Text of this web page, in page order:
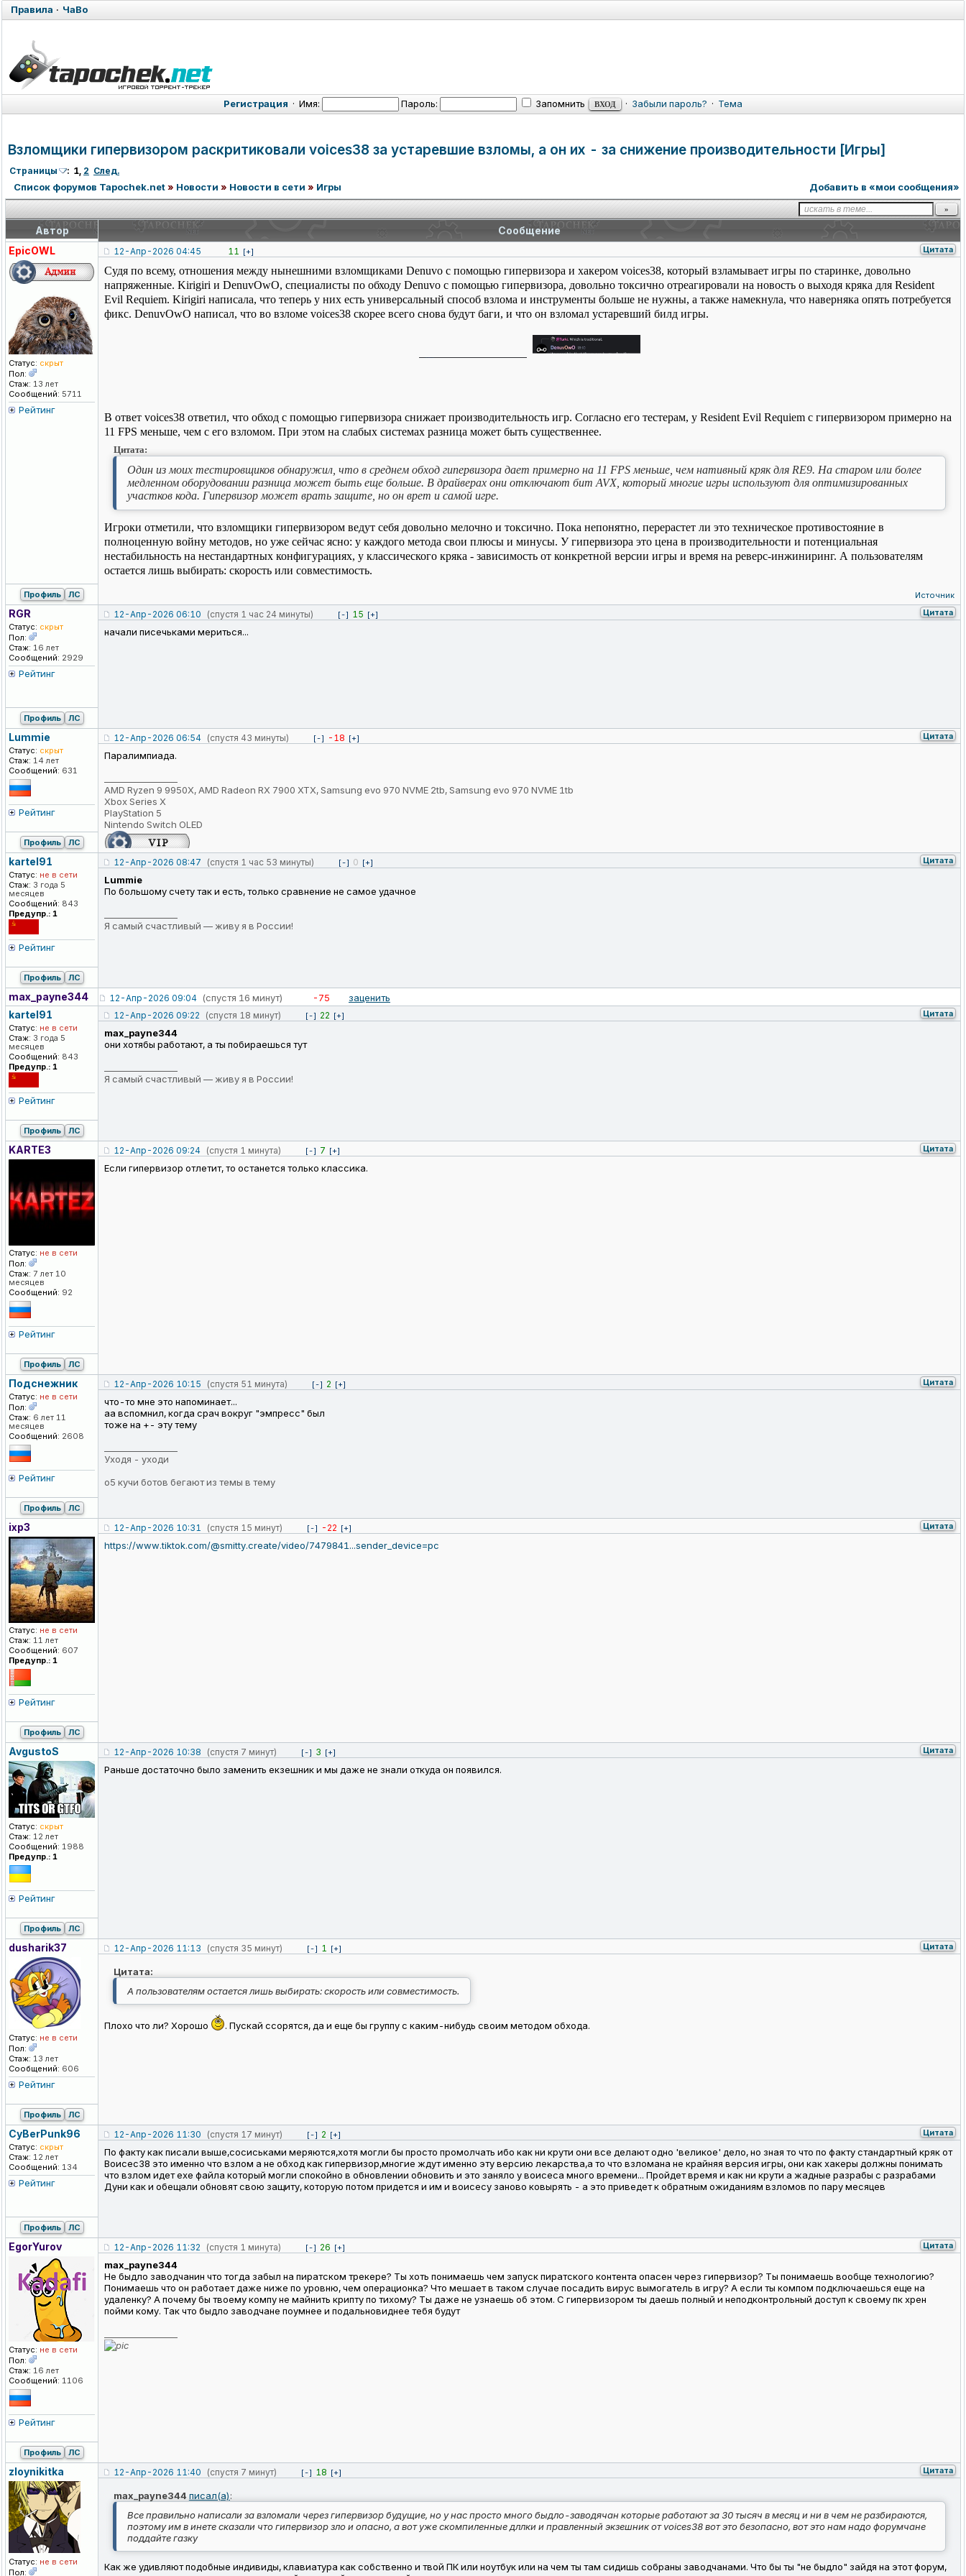
Правила · ЧаВо
Регистрация · Имя: Пароль: Запомнить · Забыли пароль? · Тема
Взломщики гипервизором раскритиковали voices38 за устаревшие взломы, а он их - за снижение производительности [Игры]
Страницы : 1, 2 След.
Список форумов Tapochek.net» Новости » Новости в сети » Игры Добавить в «мои сообщения»
Автор
Сообщение
EpicOWL
Статус: скрыт
Пол:
Стаж: 13 лет
Сообщений: 5711
Рейтинг
12-Апр-2026 04:45 11 [+] Цитата
Судя по всему, отношения между нынешними взломщиками Denuvo с помощью гипервизора и хакером voices38, который взламывает игры по старинке, довольно
напряженные. Kirigiri и DenuvOwO, специалисты по обходу Denuvo с помощью гипервизора, довольно токсично отреагировали на новость о выходя кряка для Resident
Evil Requiem. Kirigiri написала, что теперь у них есть универсальный способ взлома и инструменты больше не нужны, а также намекнула, что наверняка опять потребуется
фикс. DenuvOwO написал, что во взломе voices38 скорее всего снова будут баги, и что он взломал устаревший билд игры.
В ответ voices38 ответил, что обход с помощью гипервизора снижает производительность игр. Согласно его тестерам, у Resident Evil Requiem с гипервизором примерно на
11 FPS меньше, чем с его взломом. При этом на слабых системах разница может быть существеннее.
Цитата:
Один из моих тестировщиков обнаружил, что в среднем обход гипервизора дает примерно на 11 FPS меньше, чем нативный кряк для RE9. На старом или более
медленном оборудовании разница может быть еще больше. В драйверах они отключают бит AVX, который многие игры используют для оптимизированных
участков кода. Гипервизор может врать защите, но он врет и самой игре.
Игроки отметили, что взломщики гипервизором ведут себя довольно мелочно и токсично. Пока непонятно, перерастет ли это техническое противостояние в
полноценную войну методов, но уже сейчас ясно: у каждого метода свои плюсы и минусы. У гипервизора это цена в производительности и потенциальная
нестабильность на нестандартных конфигурациях, у классического кряка - зависимость от конкретной версии игры и время на реверс-инжиниринг. А пользователям
остается лишь выбирать: скорость или совместимость.
Источник
Профиль ЛС
RGR
Статус: скрыт
Пол:
Стаж: 16 лет
Сообщений: 2929
Рейтинг
12-Апр-2026 06:10 (спустя 1 час 24 минуты) [-] 15 [+] Цитата
начали писечьками мериться...
Профиль ЛС
Lummie
Статус: скрыт
Стаж: 14 лет
Сообщений: 631
Рейтинг
12-Апр-2026 06:54 (спустя 43 минуты) [-] -18 [+] Цитата
Паралимпиада.
AMD Ryzen 9 9950X, AMD Radeon RX 7900 XTX, Samsung evo 970 NVME 2tb, Samsung evo 970 NVME 1tb
Xbox Series X
PlayStation 5
Nintendo Switch OLED
Профиль ЛС
kartel91
Статус: не в сети
Стаж: 3 года 5
месяцев
Сообщений: 843
Предупр.: 1
Рейтинг
12-Апр-2026 08:47 (спустя 1 час 53 минуты) [-] 0 [+] Цитата
Lummie
По большому счету так и есть, только сравнение не самое удачное
Я самый счастливый — живу я в России!
Профиль ЛС
max_payne344 12-Апр-2026 09:04 (спустя 16 минут) -75 заценить
kartel91
Статус: не в сети
Стаж: 3 года 5
месяцев
Сообщений: 843
Предупр.: 1
Рейтинг
12-Апр-2026 09:22 (спустя 18 минут) [-] 22 [+] Цитата
max_payne344
они хотябы работают, а ты побираешься тут
Я самый счастливый — живу я в России!
Профиль ЛС
KARTE3
Статус: не в сети
Пол:
Стаж: 7 лет 10
месяцев
Сообщений: 92
Рейтинг
12-Апр-2026 09:24 (спустя 1 минута) [-] 7 [+] Цитата
Если гипервизор отлетит, то останется только классика.
Профиль ЛС
Подснежник
Статус: не в сети
Пол:
Стаж: 6 лет 11
месяцев
Сообщений: 2608
Рейтинг
12-Апр-2026 10:15 (спустя 51 минута) [-] 2 [+] Цитата
что-то мне это напоминает...
аа вспомнил, когда срач вокруг "эмпресс" был
тоже на +- эту тему
Уходя - уходи
о5 кучи ботов бегают из темы в тему
Профиль ЛС
ixp3
Статус: не в сети
Стаж: 11 лет
Сообщений: 607
Предупр.: 1
Рейтинг
12-Апр-2026 10:31 (спустя 15 минут) [-] -22 [+] Цитата
https://www.tiktok.com/@smitty.create/video/7479841...sender_device=pc
Профиль ЛС
AvgustoS
Статус: скрыт
Стаж: 12 лет
Сообщений: 1988
Предупр.: 1
Рейтинг
12-Апр-2026 10:38 (спустя 7 минут) [-] 3 [+] Цитата
Раньше достаточно было заменить екзешник и мы даже не знали откуда он появился.
Профиль ЛС
dusharik37
Статус: не в сети
Пол:
Стаж: 13 лет
Сообщений: 606
Рейтинг
12-Апр-2026 11:13 (спустя 35 минут) [-] 1 [+] Цитата
Цитата:
А пользователям остается лишь выбирать: скорость или совместимость.
Плохо что ли? Хорошо . Пускай ссорятся, да и еще бы группу с каким-нибудь своим методом обхода.
Профиль ЛС
CyBerPunk96
Статус: скрыт
Стаж: 12 лет
Сообщений: 134
Рейтинг
12-Апр-2026 11:30 (спустя 17 минут) [-] 2 [+] Цитата
По факту как писали выше,сосиськами меряются,хотя могли бы просто промолчать ибо как ни крути они все делают одно 'великое' дело, но зная то что по факту стандартный кряк от
Воисес38 это именно что взлом а не обход как гипервизор,многие ждут именно эту версию лекарства,а то что взломана не крайняя версия игры, они как хакеры должны понимать
что взлом идет ехе файла который могли спокойно в обновлении обновить и это заняло у воисеса много времени... Пройдет время и как ни крути а жадные разрабы с разрабами
Дуни как и обещали обновят свою защиту, которую потом придется и им и воисесу заново ковырять - а это приведет к обратным ожиданиям взломов по пару месяцев
Профиль ЛС
EgorYurov
Статус: не в сети
Пол:
Стаж: 16 лет
Сообщений: 1106
Рейтинг
12-Апр-2026 11:32 (спустя 1 минута) [-] 26 [+] Цитата
max_payne344
Не быдло заводчанин что тогда забыл на пиратском трекере? Ты хоть понимаешь чем запуск пиратского контента опасен через гипервизор? Ты понимаешь вообще технологию?
Понимаешь что он работает даже ниже по уровню, чем операционка? Что мешает в таком случае посадить вирус вымогатель в игру? А если ты компом подключаешься еще на
удаленку? А почему бы твоему компу не майнить крипту по тихому? Ты даже не узнаешь об этом. С гипервизором ты даешь полный и неподконтрольный доступ к своему пк хрен
пойми кому. Так что быдло заводчане поумнее и подальновиднее тебя будут
Профиль ЛС
zloynikitka
Статус: не в сети
Пол:
12-Апр-2026 11:40 (спустя 7 минут) [-] 18 [+] Цитата
max_payne344писал(а):
Все правильно написали за взломали через гипервизор будущие, но у нас просто много быдло-заводячан которые работают за 30 тысяч в месяц и ни в чем не разбираются,
поэтому им в инете сказали что гипервизор зло и опасно, а вот уже скомпиленные дллки и правленный экзешник от voices38 вот это безопасно, вот это нам надо форумчане
поддайте газку
Как же удивляют подобные индивиды, клавиатура как собственно и твой ПК или ноутбук или на чем ты там сидишь собраны заводчанами. Что бы ты "не быдло" зайдя на этот форум,